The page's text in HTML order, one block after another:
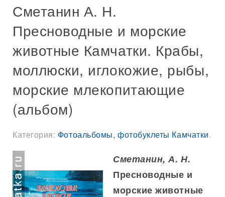
Сметанин А. Н.
Пресноводные и морские
животные Камчатки. Крабы,
моллюски, иглокожие, рыбы,
морские млекопитающие
(альбом)
Категория: Фотоальбомы, фотобуклеты Камчатки.
Сметанин, А. Н.
Пресноводные и
морские животные